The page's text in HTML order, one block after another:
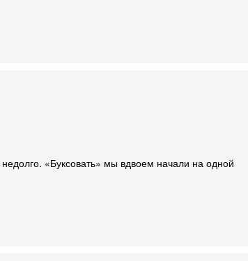
«Буксовать» мы вдвоем начали на одной